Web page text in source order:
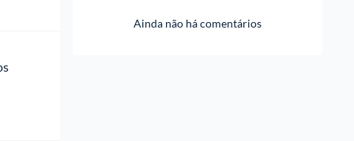
Ainda não há comentários